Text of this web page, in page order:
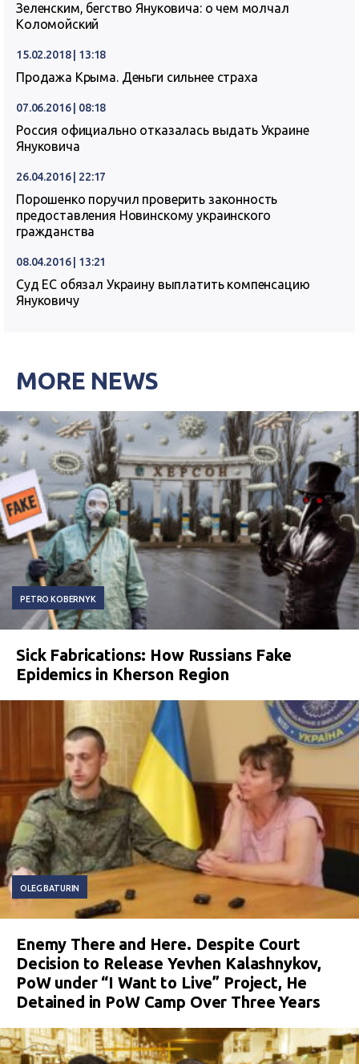
Зеленским, бегство Януковича: о чем молчал
Коломойский
15.02.2018 | 13:18
Продажа Крыма. Деньги сильнее страха
07.06.2016 | 08:18
Россия официально отказалась выдать Украине
Януковича
26.04.2016 | 22:17
Порошенко поручил проверить законность
предоставления Новинскому украинского
гражданства
08.04.2016 | 13:21
Суд ЕС обязал Украину выплатить компенсацию
Януковичу
MORE NEWS
PETRO KOBERNYK
Sick Fabrications: How Russians Fake
Epidemics in Kherson Region
OLEG BATURIN
Enemy There and Here. Despite Court
Decision to Release Yevhen Kalashnykov,
PoW under “I Want to Live” Project, He
Detained in PoW Camp Over Three Years